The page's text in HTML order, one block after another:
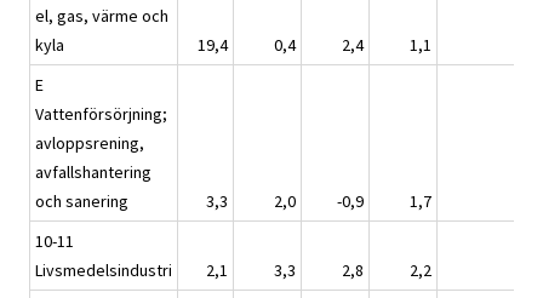
el, gas, värme och
kyla
19,4 0,4 2,4 1,1
E
Vattenförsörjning;
avloppsrening,
avfallshantering
och sanering
3,3 2,0 -0,9 1,7
10-11
Livsmedelsindustri
2,1 3,3 2,8 2,2